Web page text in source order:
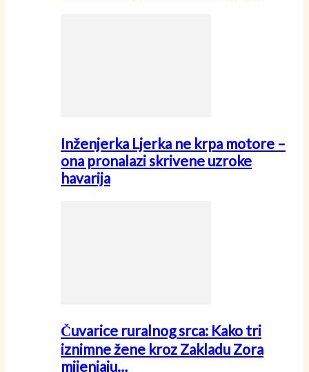
Inženjerka Ljerka ne krpa motore –
ona pronalazi skrivene uzroke
havarija
Čuvarice ruralnog srca: Kako tri
iznimne žene kroz Zakladu Zora
mijenjaju…